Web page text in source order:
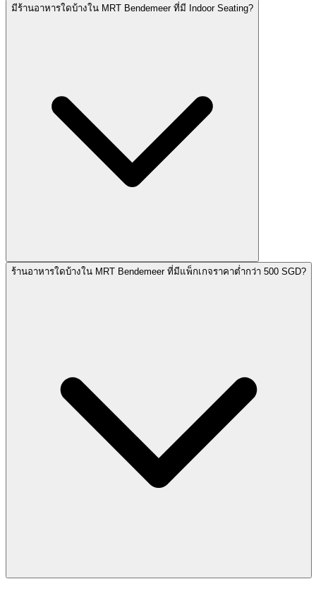
มีร้านอาหารใดบ้างใน MRT Bendemeer ที่มี Indoor Seating?
ร้านอาหารใดบ้างใน MRT Bendemeer ที่มีแพ็กเกจราคาต่ำกว่า 500 SGD?